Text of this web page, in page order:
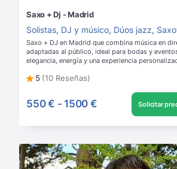
Saxo + Dj - Madrid
Solistas, DJ y músico, Dúos jazz,
Saxo + DJ en Madrid que combina música en
adaptadas al público, ideal para bodas y
elegancia, energía y una experiencia
5 (10 Reseñas)
550 € - 1500 € Solicitar